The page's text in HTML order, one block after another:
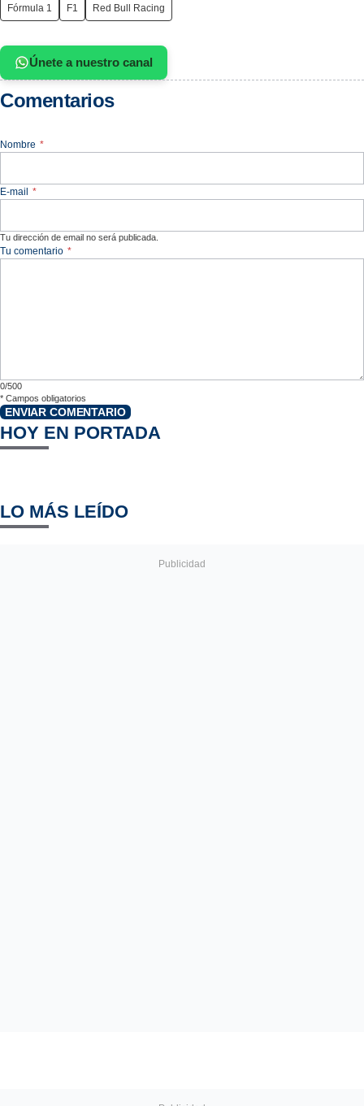
Fórmula 1 F1 Red Bull Racing
Únete a nuestro canal
Comentarios
Nombre *
E-mail *
Tu dirección de email no será publicada.
Tu comentario *
0/500
* Campos obligatorios
ENVIAR COMENTARIO
HOY EN PORTADA
LO MÁS LEÍDO